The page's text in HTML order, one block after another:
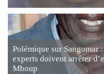
Polémique sur Sangomar
experts doivent arrêter
Mboup